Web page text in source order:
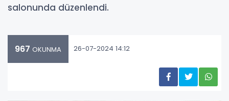
salonunda düzenlendi.
967 OKUNMA 26-07-2024 14:12